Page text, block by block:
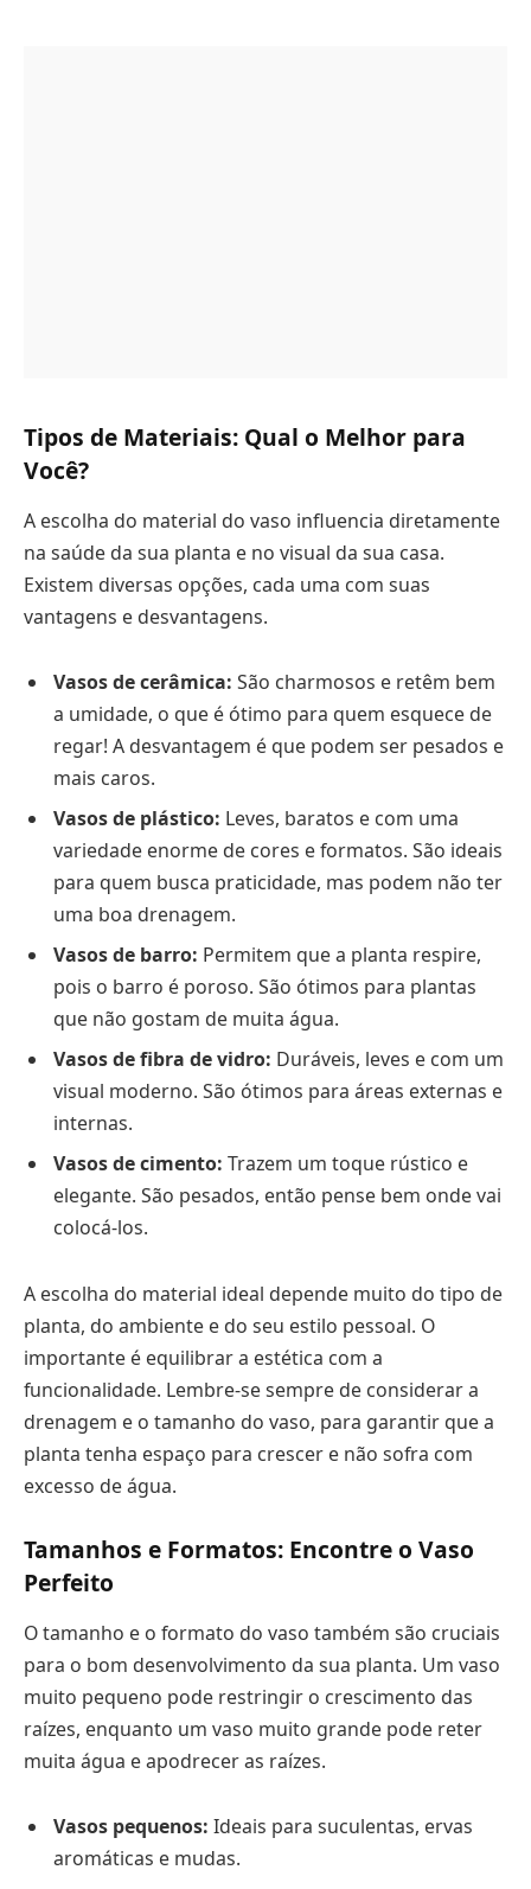
Tipos de Materiais: Qual o Melhor para
Você?
A escolha do material do vaso influencia diretamente
na saúde da sua planta e no visual da sua casa.
Existem diversas opções, cada uma com suas
vantagens e desvantagens.
Vasos de cerâmica: São charmosos e retêm bem
a umidade, o que é ótimo para quem esquece de
regar! A desvantagem é que podem ser pesados e
mais caros.
Vasos de plástico: Leves, baratos e com uma
variedade enorme de cores e formatos. São ideais
para quem busca praticidade, mas podem não ter
uma boa drenagem.
Vasos de barro: Permitem que a planta respire,
pois o barro é poroso. São ótimos para plantas
que não gostam de muita água.
Vasos de fibra de vidro: Duráveis, leves e com um
visual moderno. São ótimos para áreas externas e
internas.
Vasos de cimento: Trazem um toque rústico e
elegante. São pesados, então pense bem onde vai
colocá-los.
A escolha do material ideal depende muito do tipo de
planta, do ambiente e do seu estilo pessoal. O
importante é equilibrar a estética com a
funcionalidade. Lembre-se sempre de considerar a
drenagem e o tamanho do vaso, para garantir que a
planta tenha espaço para crescer e não sofra com
excesso de água.
Tamanhos e Formatos: Encontre o Vaso
Perfeito
O tamanho e o formato do vaso também são cruciais
para o bom desenvolvimento da sua planta. Um vaso
muito pequeno pode restringir o crescimento das
raízes, enquanto um vaso muito grande pode reter
muita água e apodrecer as raízes.
Vasos pequenos: Ideais para suculentas, ervas
aromáticas e mudas.